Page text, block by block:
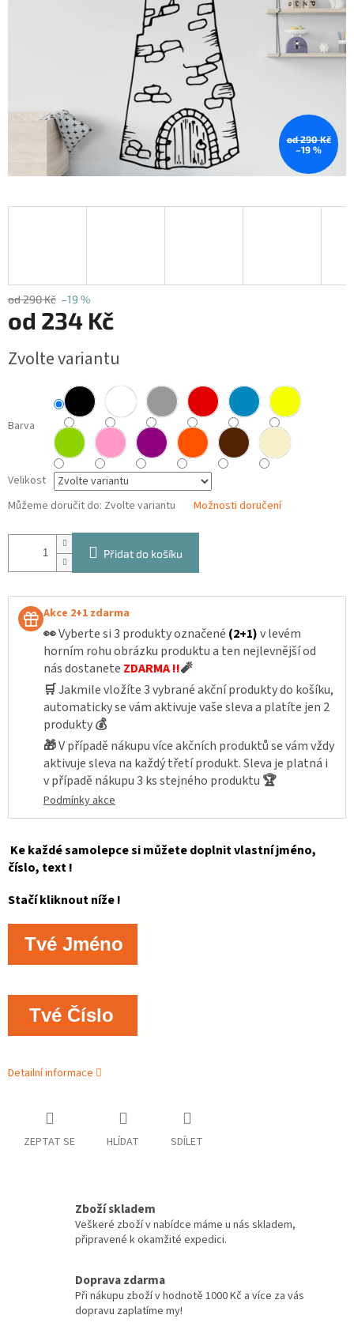
od 290 Kč
–19 %
od 290 Kč –19 %
od 234 Kč
cena:
Zvolte variantu
Barva
Velikost
Můžeme doručit do: Zvolte variantu Možnosti doručení
Přidat do košíku
Akce 2+1 zdarma
👀Vyberte si 3 produkty označené (2+1)v levém
horním rohu obrázku produktu a ten nejlevnější od
nás dostanete ZDARMA !!🧨
🛒Jakmile vložíte 3 vybrané akční produkty do košíku,
automaticky se vám aktivuje vaše sleva a platíte jen 2
produkty💰
🎁V případě nákupu více akčních produktů se vám vždy
aktivuje sleva na každý třetí produkt. Sleva je platná i
v případě nákupu 3 ks stejného produktu 🏆
Podmínky akce
Ke každé samolepce si můžete doplnit vlastní jméno,
číslo, text !
Stačí kliknout níže !
Tvé Jméno
Tvé Číslo
Detailní informace
ZEPTAT SE HLÍDAT SDÍLET
Zboží skladem
Veškeré zboží v nabídce máme u nás skladem,
připravené k okamžité expedici.
Doprava zdarma
Při nákupu zboží v hodnotě 1000 Kč a více za vás
dopravu zaplatíme my!